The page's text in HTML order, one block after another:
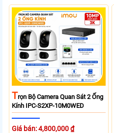
TRọn Bộ Camera Quan Sát 2 Ống
Kính IPC-S2XP-10M0WED
Giá bán: 4,800,000 ₫